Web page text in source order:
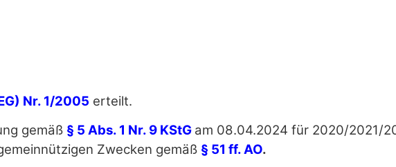
Nr. 1/2005 erteilt.
gemäß § 5 Abs. 1 Nr. 9 KStG am 08.04.2024 für 2020/2021/
Zwecken gemäß § 51 ff. AO.